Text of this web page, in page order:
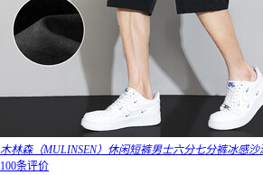
木林森（MULINSEN）休闲短裤男士六分七分裤冰感
100条评价